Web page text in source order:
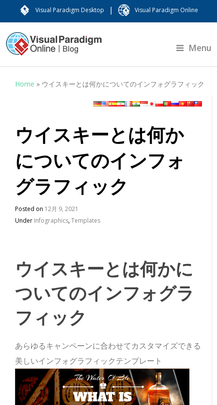
Visual Paradigm Desktop | Visual Paradigm Online
Menu
Home » ウイスキーとは何かについてのインフォグラフィック
ウイスキーとは何か
についてのインフォ
グラフィック
Posted on 12月 9, 2021
Under Infographics,Templates
ウイスキーとは何かに
ついてのインフォグラ
フィック
あらゆるキャンペーンに合わせてカスタマイズできる
美しいインフォグラフィックテンプレート